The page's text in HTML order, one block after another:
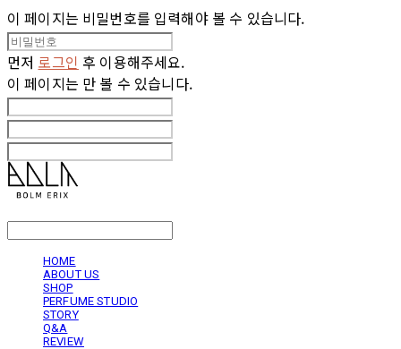
이 페이지는 비밀번호를 입력해야 볼 수 있습니다.
먼저 로그인 후 이용해주세요.
이 페이지는 만 볼 수 있습니다.
HOME
ABOUT US
SHOP
PERFUME STUDIO
STORY
Q&A
REVIEW